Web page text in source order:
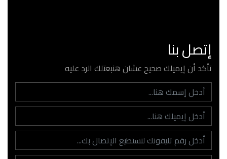
إتصل بنا
تأكد أن إيميلك صحيح عشان هنبعتلك الرد عليه